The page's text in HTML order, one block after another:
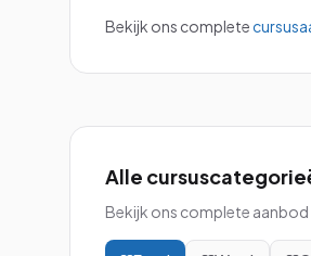
Bekijk ons complete
Alle
Bekijk ons complete aanbod